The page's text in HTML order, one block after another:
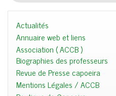
Actualités
Annuaire web et liens
Association ( ACCB )
Biographies des professeurs
Revue de Presse capoeira
Mentions Légales / ACCB